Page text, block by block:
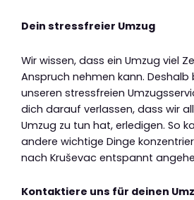
Dein stressfreier Umzug
Wir wissen, dass ein Umzug viel
Anspruch nehmen kann. Deshalb
unseren stressfreien
dich darauf verlassen, dass wir
Umzug zu tun hat, erledigen. So
andere wichtige Dinge
nach Kruševac entspannt
Kontaktiere uns für deinen